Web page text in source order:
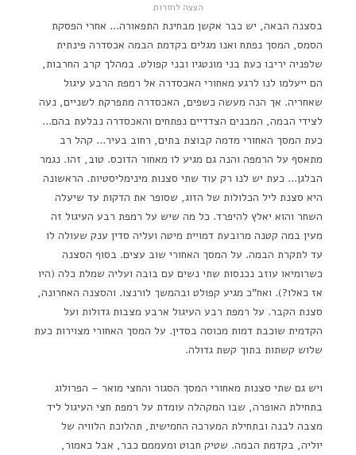
הצצה לחזרות
בסצנה הבאה, יש כבר אקשן מבחינת התפאורה… אחרי הפסקת
הסמס, המסך נפתח ואנו מגלים בקדמת הבמה אכסדרה פינתית
שלפניה יריבו כעת בני מונטגיו ובני קפולט. במהלך קרב החרבות,
הם ייעלמו לנו לרגע מאחורי האכסדרה אל רמפת הרבע עיגול
שאחריה. אך הנה מעשה כשפים, האכסדרה מתפרקת לשניים, נעה
לצידי הבמה, המבנים הצדדיים נפתחים והאכסדרה נבלעת בהם…
כעת המסך האחורי מדמה קבוצת בתים, רחוב בעיר… קהל רב
מתאסף על הרמפה והנה גם מגיע לו מאחור הדוכס. טוב, זהו. נגמר
הבלגן… כעת יש לנו רק עוד שתי סצנות מינימליסטיות. הראשונה
היא סצנת ליל הכלולות של הזוג, שסופר את הדקות עד שיעלה
השחר והוא יאלץ להיפרד. כל מה שיש על רמפת רבע העיגול זה
מעין במה קטנה מרובעת דמויית מיטה ועליה סדין ענק שעולה לו
עד לתקרת הבמה. על המסך האחורי שוב עצים. בסוף הסצנה
כשרומיאו עוזב נכנסות שתי נשים עם בובה ועליה שמלת כלה (היו
אז כאלו?). ואח"כ מגיע קפולט ובהמשך לורנצו. והסצנה האחרונה,
סצנת הקבר. על רמפת רבע העיגול ארבע מצבות גדולות ועל
הקדמית שוכבת דמות מכוסה בסדין. על המסך האחורי מצוירות כעת
שלוש קשתות בתוך קשת גדולה.
ויש גם שתי סצנות מאחורי המסך הסגור והחצי מואר – הפרולוג
בתחילת האופרה, שבו המקהלה עומדת על רמפת חצי העיגול ליד
מצבה לבנה ובתחילת המערכה החמישית, תהלוכת הלוויה של
יוליה, בקדמת הבמה. שטיק חבוט ומעממם כבר, אבל כאמור,